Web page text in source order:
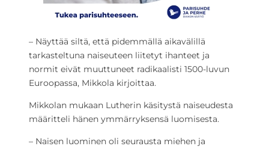
– Näyttää siltä, että pidemmällä aikavälillä
tarkasteltuna naiseuteen liitetyt ihanteet ja
normit eivät muuttuneet radikaalisti 1500-luvun
Euroopassa, Mikkola kirjoittaa.
Mikkolan mukaan Lutherin käsitystä naiseudesta
määritteli hänen ymmärryksensä luomisesta.
– Naisen luominen oli seurausta miehen ja